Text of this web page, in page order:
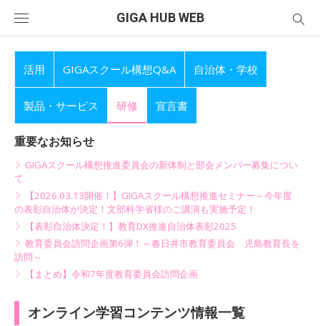
GIGA HUB WEB
活用 GIGAスクール構想Q&A 自治体・学校
製品・サービス 研修 宣言書
重要なお知らせ
GIGAスクール構想推進委員会の新体制と部会メンバー募集につい
て
【2026.03.13開催！】GIGAスクール構想推進セミナー～今年度
の表彰自治体が決定！文部科学省様のご講演も実施予定！
【表彰自治体決定！】教育DX推進自治体表彰2025
教育委員会訪問企画第6弾！～春日井市教育委員会 児島教育長を
訪問～
【まとめ】令和7年度教育委員会訪問企画
オンライン学習コンテンツ情報一覧